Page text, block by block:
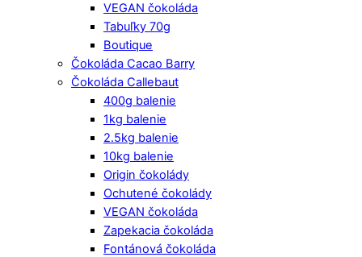
VEGAN čokoláda
Tabuľky 70g
Boutique
Čokoláda Cacao Barry
Čokoláda Callebaut
400g balenie
1kg balenie
2.5kg balenie
10kg balenie
Origin čokolády
Ochutené čokolády
VEGAN čokoláda
Zapekacia čokoláda
Fontánová čokoláda